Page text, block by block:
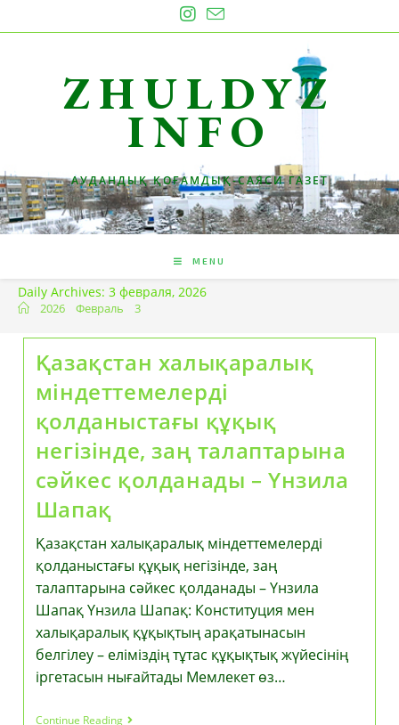
to
ZHULDYZ
INFO
АУДАНДЫҚ ҚОҒАМДЫҚ-САЯСИ ГАЗЕТ
MENU
Daily Archives: 3 февраля, 2026
2026 Февраль 3
Қазақстан халықаралық
міндеттемелерді
қолданыстағы құқық
негізінде, заң талаптарына
сәйкес қолданады – Үнзила
Шапақ
Қазақстан халықаралық міндеттемелерді
қолданыстағы құқық негізінде, заң
талаптарына сәйкес қолданады – Үнзила
Шапақ Үнзила Шапақ: Конституция мен
халықаралық құқықтың арақатынасын
белгілеу – еліміздің тұтас құқықтық жүйесінің
іргетасын нығайтады Мемлекет өз…
Continue ReadingҚазақстан